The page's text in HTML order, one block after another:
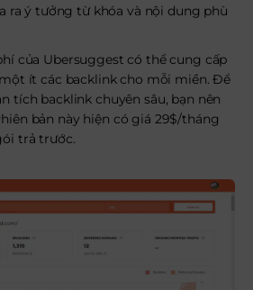
ra ý tưởng từ khóa và nội dung phù
của Ubersuggest có thể cung cấp
ít các backlink cho mỗi miền. Để
tích backlink chuyên sâu, bạn nên
bản này hiện có giá 29$/tháng
trả trước.